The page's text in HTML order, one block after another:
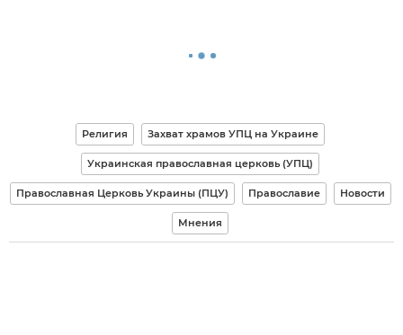
Религия Захват храмов УПЦ на Украине
Украинская православная церковь (УПЦ)
Православная Церковь Украины (ПЦУ) Православие Новости
Мнения